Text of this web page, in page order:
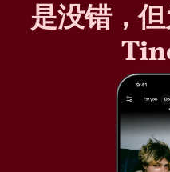
是没错，